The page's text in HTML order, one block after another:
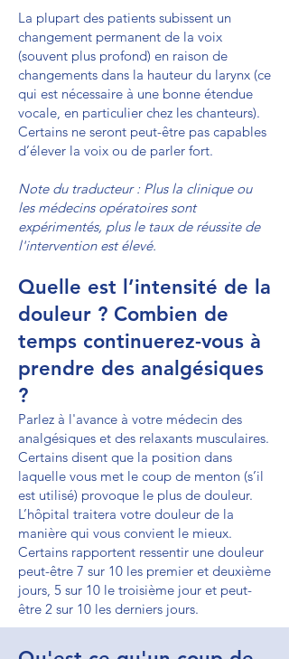
La plupart des patients subissent un
changement permanent de la voix
(souvent plus profond) en raison de
changements dans la hauteur du larynx (ce
qui est nécessaire à une bonne étendue
vocale, en particulier chez les chanteurs).
Certains ne seront peut-être pas capables
d’élever la voix ou de parler fort.
Note du traducteur : Plus la clinique ou
les médecins opératoires sont
expérimentés, plus le taux de réussite de
l'intervention est élevé.
Quelle est l’intensité de la
douleur ? Combien de
temps continuerez-vous à
prendre des analgésiques
?
Parlez à l'avance à votre médecin des
analgésiques et des relaxants musculaires.
Certains disent que la position dans
laquelle vous met le coup de menton (s’il
est utilisé) provoque le plus de douleur.
L’hôpital traitera votre douleur de la
manière qui vous convient le mieux.
Certains rapportent ressentir une douleur
peut-être 7 sur 10 les premier et deuxième
jours, 5 sur 10 le troisième jour et peut-
être 2 sur 10 les derniers jours.